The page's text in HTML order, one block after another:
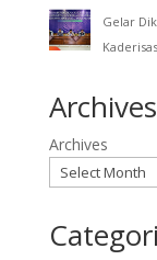
Gelar
Archives
Archives